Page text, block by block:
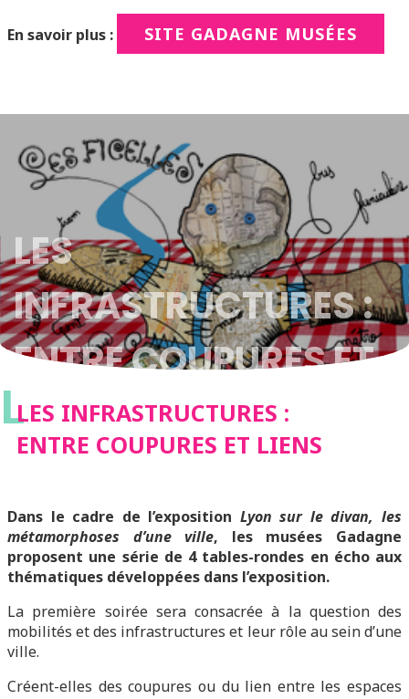
En savoir plus : SITE GADAGNE MUSÉES
LES
INFRASTRUCTURES :
ENTRE COUPURES ET
LIENS
LLES INFRASTRUCTURES :
ENTRE COUPURES ET LIENS
Dans le cadre de l’exposition Lyon sur le divan, les
métamorphoses d’une ville, les musées Gadagne
proposent une série de 4 tables-rondes en écho aux
thématiques développées dans l’exposition.
La première soirée sera consacrée à la question des
mobilités et des infrastructures et leur rôle au sein d’une
ville.
Créent-elles des coupures ou du lien entre les espaces